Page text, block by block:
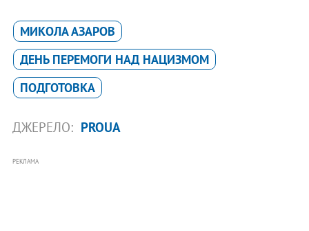
МИКОЛА АЗАРОВ
ДЕНЬ ПЕРЕМОГИ НАД НАЦИЗМОМ
ПОДГОТОВКА
ДЖЕРЕЛО: PROUA
РЕКЛАМА